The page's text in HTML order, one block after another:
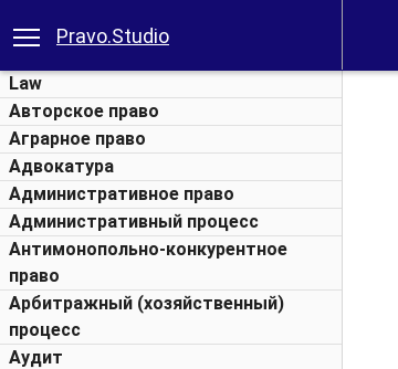
Pravo.Studio
Law
Авторское право
Аграрное право
Адвокатура
Административное право
Административный процесс
Антимонопольно-конкурентное
право
Арбитражный (хозяйственный)
процесс
Аудит